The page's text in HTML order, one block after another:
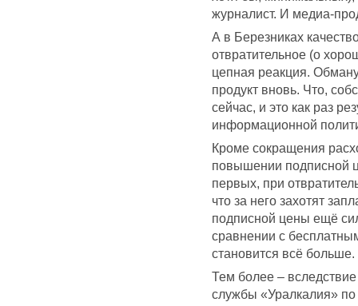
журналист. И медиа-
А в Березниках
отвратительное (о
цепная реакция.
продукт вновь. Что,
сейчас, и это как раз
информационной
Кроме сокращения
повышении подписной
первых, при
что за него захотят
подписной цены ещё
сравнении с
становится всё больше.
Тем более –
службы «Уралкалия» по